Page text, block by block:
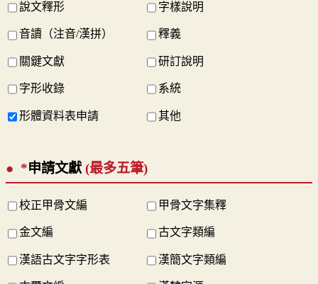
說文釋形 字樣說明
音讀（注音/漢拼） 釋義
關鍵文獻 研訂說明
字形收錄 系統
形體資料表申請 其他
*申請文獻(最多五筆)
校正甲骨文編 甲骨文字集釋
金文編 古文字類編
漢語古文字字形表 漢簡文字類編